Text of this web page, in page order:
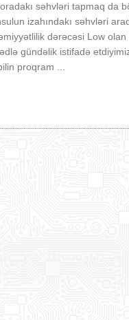
səhvləri tapmaq da
izahındakı səhvləri
dərəcəsi Low olan
gündəlik istifadə
proqram ...